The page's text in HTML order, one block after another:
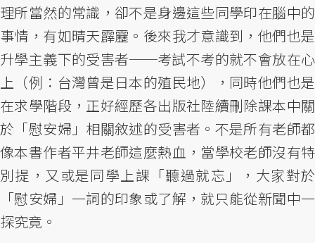
理所當然的常識，卻不是身邊這些同學印在腦中的
事情，有如晴天霹靂。後來我才意識到，他們也是
升學主義下的受害者──考試不考的就不會放在心
上（例：台灣曾是日本的殖民地），同時他們也是
在求學階段，正好經歷各出版社陸續刪除課本中關
於「慰安婦」相關敘述的受害者。不是所有老師都
像本書作者平井老師這麼熱血，當學校老師沒有特
別提，又或是同學上課「聽過就忘」，大家對於
「慰安婦」一詞的印象或了解，就只能從新聞中一
探究竟。